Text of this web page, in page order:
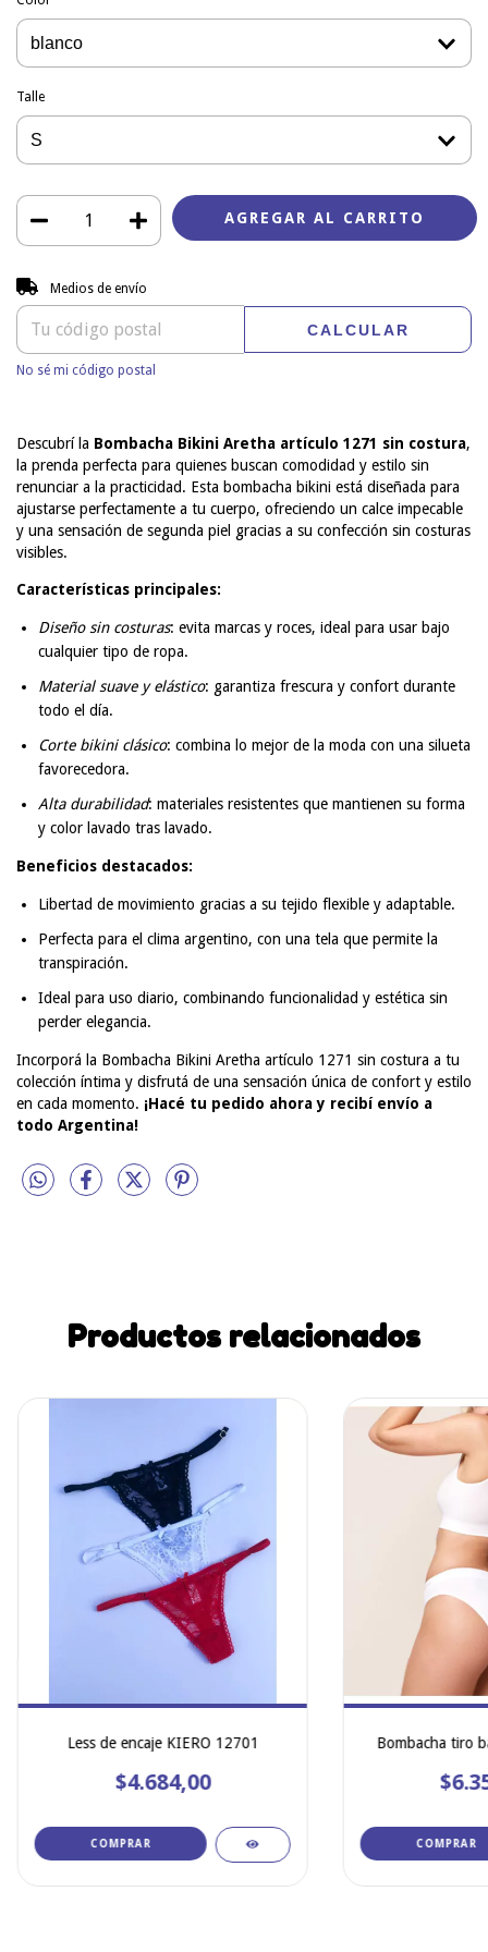
Talle
Entregas para el CP:
Medios de envío
CALCULAR
No sé mi código postal
Descubrí la Bombacha Bikini Aretha artículo 1271 sin costura,
la prenda perfecta para quienes buscan comodidad y estilo sin
renunciar a la practicidad. Esta bombacha bikini está diseñada para
ajustarse perfectamente a tu cuerpo, ofreciendo un calce impecable
y una sensación de segunda piel gracias a su confección sin costuras
visibles.
Características principales:
Diseño sin costuras: evita marcas y roces, ideal para usar bajo
cualquier tipo de ropa.
Material suave y elástico: garantiza frescura y confort durante
todo el día.
Corte bikini clásico: combina lo mejor de la moda con una silueta
favorecedora.
Alta durabilidad: materiales resistentes que mantienen su forma
y color lavado tras lavado.
Beneficios destacados:
Libertad de movimiento gracias a su tejido flexible y adaptable.
Perfecta para el clima argentino, con una tela que permite la
transpiración.
Ideal para uso diario, combinando funcionalidad y estética sin
perder elegancia.
Incorporá la Bombacha Bikini Aretha artículo 1271 sin costura a tu
colección íntima y disfrutá de una sensación única de confort y estilo
en cada momento. ¡Hacé tu pedido ahora y recibí envío a
todo Argentina!
Productos relacionados
Less de encaje KIERO 12701
$4.684,00
COMPRAR
Bombacha tiro
COMPRAR